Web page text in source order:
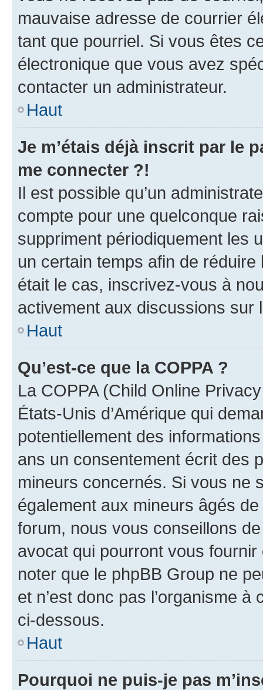
mauvaise adresse de courrier
tant que pourriel. Si vous êtes
électronique que vous avez
contacter un administrateur.
Haut
Je m’étais déjà inscrit par le
me connecter ?!
Il est possible qu’un
compte pour une quelconque
suppriment périodiquement les
un certain temps afin de
était le cas, inscrivez-vous à
activement aux discussions sur
Haut
Qu’est-ce que la COPPA ?
La COPPA (Child Online
États-Unis d’Amérique qui
potentiellement des
ans un consentement écrit des
mineurs concernés. Si vous ne
également aux mineurs âgés
forum, nous vous conseillons
avocat qui pourront vous
noter que le phpBB Group ne
et n’est donc pas l’organisme
ci-dessous.
Haut
Pourquoi ne puis-je pas